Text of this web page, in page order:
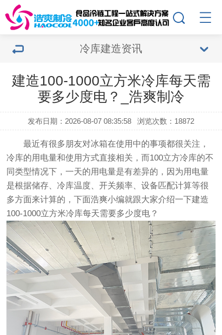
冷库建造资讯
建造100-1000立方米冷库每天需
要多少度电？_浩爽制冷
发布日期：2026-08-07 08:35:58 浏览次数：18872
最近有很多朋友对冰箱在使用中的事项都很关注，
冷库的用电量和使用方式直接相关，而100立方冷库的不
同类型情况下，一天的用电量是有差异的，因为用电量
是根据储存、冷库温度、开关频率、设备匹配计算等很
多方面来计算的，下面浩爽小编就跟大家介绍一下建造
100-1000立方米冷库每天需要多少度电？